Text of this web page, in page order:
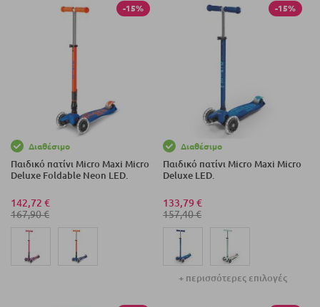
-15%
Διαθέσιμο
Παιδικό πατίνι Micro Maxi Micro
Deluxe Foldable Neon LED.
142,72 €
167,90 €
-15%
Διαθέσιμο
Παιδικό πατίνι Micro Maxi Micro
Deluxe LED.
133,79 €
157,40 €
+ περισσότερες επιλογές